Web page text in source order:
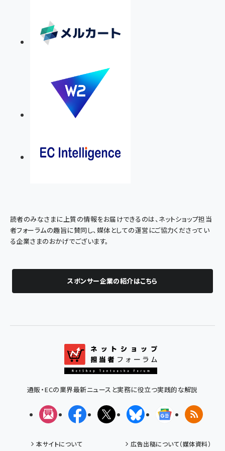
読者のみなさまに上質の情報をお届けできるのは、ネットショップ担当
者フォーラムの趣旨に賛同し、媒体としての運営にご協力くださってい
る企業さまのおかげでございます。
スポンサー企業の紹介はこちら
通販・ECの業界最新ニュースと実務に役立つ実践的な解説
メルマガFacebookX(エックス)BlueskyGoogleニュ
RSS
本サイトについて
広告出稿について（媒体資料）